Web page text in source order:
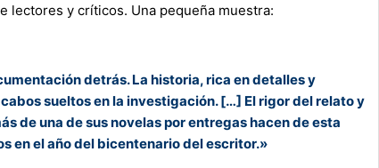
lectores y críticos. Una pequeña muestra:
detrás. La historia, rica en detalles y
sueltos en la investigación. […] El rigor del relato y
de una de sus novelas por entregas hacen de esta
en el año del bicentenario del escritor.»